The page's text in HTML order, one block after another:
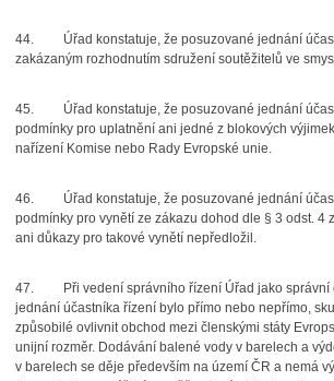
44.
Úřad konstatuje, že posuzované jednání
zakázaným rozhodnutím sdružení soutěžitelů ve
45.
Úřad konstatuje, že posuzované jednání
podmínky pro uplatnění ani jedné z blokových
nařízení Komise nebo Rady Evropské unie.
46.
Úřad konstatuje, že posuzované jednání
podmínky pro vynětí ze zákazu dohod dle § 3 odst. 4
ani důkazy pro takové vynětí nepředložil.
47.
Při vedení správního řízení Úřad jako
jednání účastníka řízení bylo přímo nebo nepřímo,
způsobilé ovlivnit obchod mezi členskými státy
unijní rozměr. Dodávání balené vody v barelech a
v barelech se děje především na území ČR a nemá